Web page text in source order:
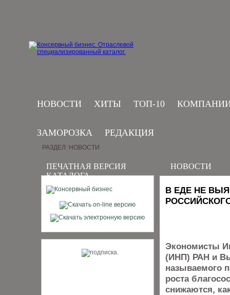
НОВОСТИ ХИТЫ ТОП-10
ЗАМОРОЗКА РЕДАКЦИЯ
ПЕЧАТНАЯ ВЕРСИЯ
КАТАЛОГА
РАЗДЕЛ: НОВОСТИ
НОВОСТИ
В ЕДЕ НЕ
Экономисты
(ИНП) РАН и
называемого
роста
снижаются,